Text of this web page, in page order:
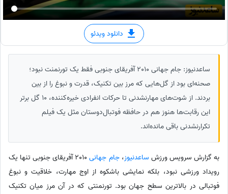
دانلود ویدئو
ساعدنیوز: جام جهانی 2010 آفریقای جنوبی فقط یک تورنمنت نبود؛
صحنه‌ای بود از گل‌هایی که مرز بین تکنیک، قدرت و نبوغ را از بین
بردند. از شوت‌های مهارنشدنی تا حرکات انفرادی خیره‌کننده، 10 گل برتر
این رقابت‌ها هنوز هم در حافظه فوتبال‌دوستان مثل یک فیلم
تکرارنشدنی باقی مانده‌اند.
به گزارش سرویس ورزش ساعدنیوز،جام جهانی
2010 آفریقای جنوبی تنها یک
رویداد ورزشی نبود، بلکه نمایشی باشکوه از اوج مهارت، خلاقیت و نبوغ
فوتبالی در بالاترین سطح جهان بود. تورنمنتی که در آن مرز میان تکنیک